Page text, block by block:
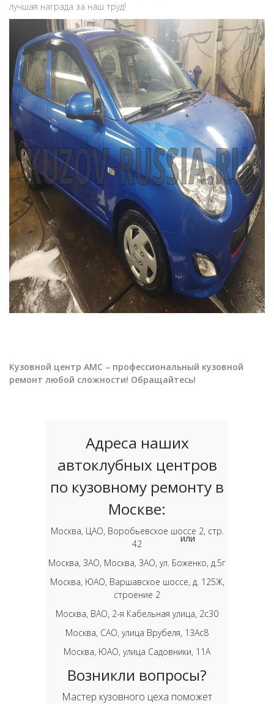
лучшая награда за наш труд!
Кузовной центр АМС – профессиональный кузовной
ремонт любой сложности! Обращайтесь!
Адреса наших
автоклубных центров
по кузовному ремонту в
Москве:
Москва, ЦАО, Воробьевское шоссе 2, стр.
42
Москва, ЗАО, Москва, ЗАО, ул. Боженко, д.5г
Москва, ЮАО, Варшавское шоссе, д. 125Ж,
строение 2
Москва, ВАО, 2-я Кабельная улица, 2с30
Москва, САО, улица Врубеля, 13Ас8
Москва, ЮАО, улица Садовники, 11А
Возникли вопросы?
Мастер кузовного цеха поможет
или